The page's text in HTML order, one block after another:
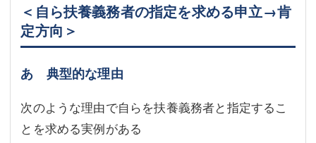
＜自ら扶養義務者の指定を求める申立→肯
定方向＞
あ 典型的な理由
次のような理由で自らを扶養義務者と指定するこ
とを求める実例がある